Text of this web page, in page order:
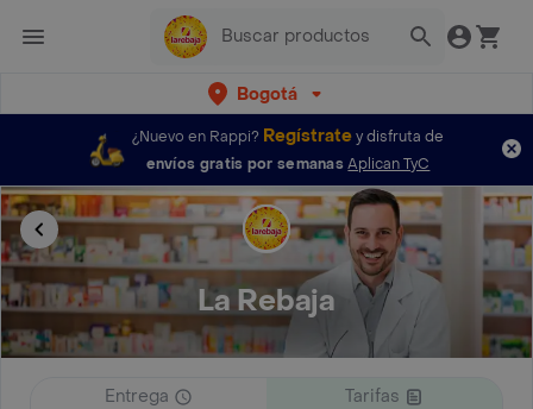
Bogotá
¿Nuevo en Rappi? Regístratey disfruta de
envíos gratis por semanas Aplican TyC
La Rebaja
Entrega
Tarifas